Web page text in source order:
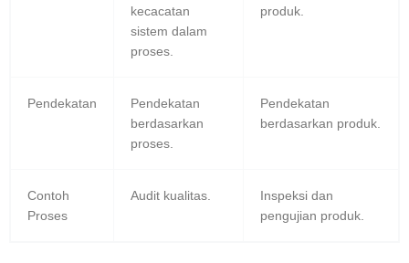
kecacatan
sistem dalam
proses.
produk.
Pendekatan
Pendekatan
berdasarkan
proses.
Pendekatan
berdasarkan produk.
Contoh
Proses
Audit kualitas.
Inspeksi dan
pengujian produk.